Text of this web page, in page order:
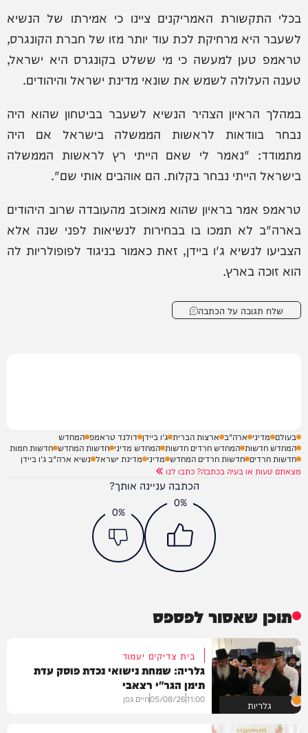
בכלי התקשורת האמריקנים ציינו כי אמירתו של הנשיא
לשעבר היא מרחיקת לכת עוד יותר מזו של חברת הקונגרס,
טראמפ טען למעשה כי מי ששלט בקונגרס היא ישראל,
טענה העלולה לשמש את שונאי מדינת ישראל והיהודים.
במהלך הראיון הצהיר הנשיא לשעבר בביטחון שהוא היה
נבחר בוודאות לראשות הממשלה בישראל אם היה
מתמודד: "נאמר לי שאם הייתי רץ לראשות הממשלה
בישראל הייתי נבחר בקלות. הם אוהבים אותי שם".
טראמפ אמר בראיון שהוא מאוכזב מהעובדה שרוב היהודים
בארה"ב לא תמכו בו בבחירות לנשיאות לפני שנה אלא
הצביעו לנשיא ג'ו ביידן, זאת כאמור בניגוד לפופולריות לה
הוא זוכה בארץ.
שלח תגובה על הכתבה
בעולם מדיני ארה"ב ארצות הברית ג'ו ביידן דולנד טראמפ המחדש
המחדש חדשות המחדש חרדים חדשות המחדש מדיני חדשות המחדש חדשות חמות
חדשות חרדים חדשות חרדים המחדש מדיני מדינת ישראל נשיא ארה"ב ג'ו ביידן
מצאתם טעות או בעיה בכתבה? כתבו לנו
הכתבה עניינה אותך?
0%
0%
תוכן שאסור לפספס
גלריות
בית צדיקים יעמוד
גלריה: שמחת נישואי נכדת פוסק עדת
תימן הגר"י רצאבי
11:00
05/08/26חיים גפן